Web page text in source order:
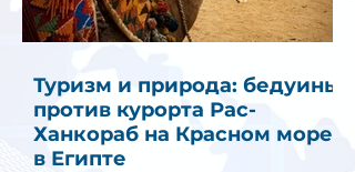
Туризм и природа: бедуины
против курорта Рас-
Ханкораб на Красном море
в Египте